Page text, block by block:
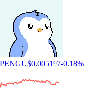
PENGU$0.005197-0.18%